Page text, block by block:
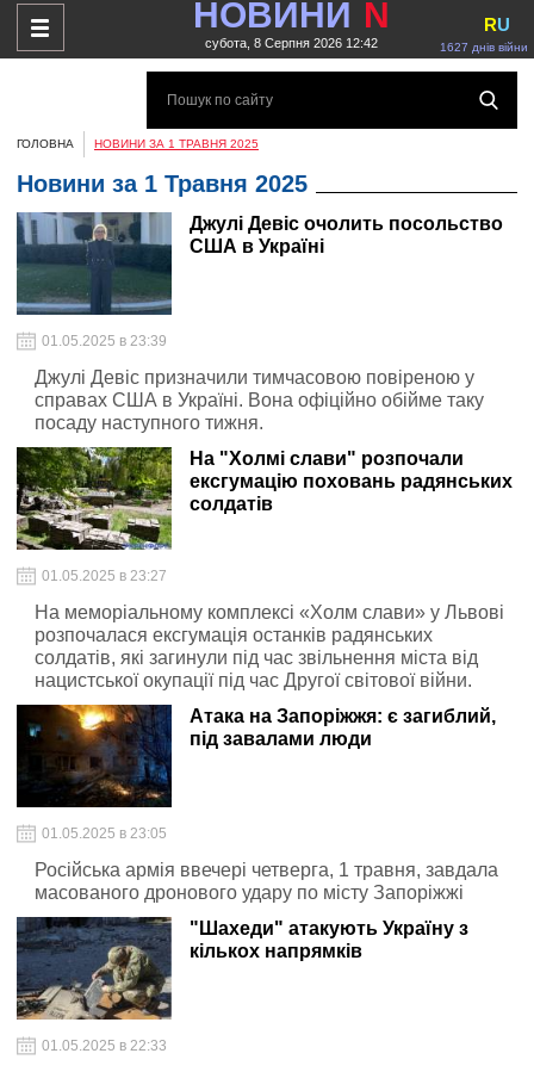
НОВИНИ N
субота, 8 Серпня 2026 12:42 1627 днів війни
RU
ГОЛОВНА НОВИНИ ЗА 1 ТРАВНЯ 2025
Новини за 1 Травня 2025
Джулі Девіс очолить посольство
США в Україні
01.05.2025 в 23:39
Джулі Девіс призначили тимчасовою повіреною у
справах США в Україні. Вона офіційно обійме таку
посаду наступного тижня.
На "Холмі слави" розпочали
ексгумацію поховань радянських
солдатів
01.05.2025 в 23:27
На меморіальному комплексі «Холм слави» у Львові
розпочалася ексгумація останків радянських
солдатів, які загинули під час звільнення міста від
нацистської окупації під час Другої світової війни.
Атака на Запоріжжя: є загиблий,
під завалами люди
01.05.2025 в 23:05
Російська армія ввечері четверга, 1 травня, завдала
масованого дронового удару по місту Запоріжжі
"Шахеди" атакують Україну з
кількох напрямків
01.05.2025 в 22:33